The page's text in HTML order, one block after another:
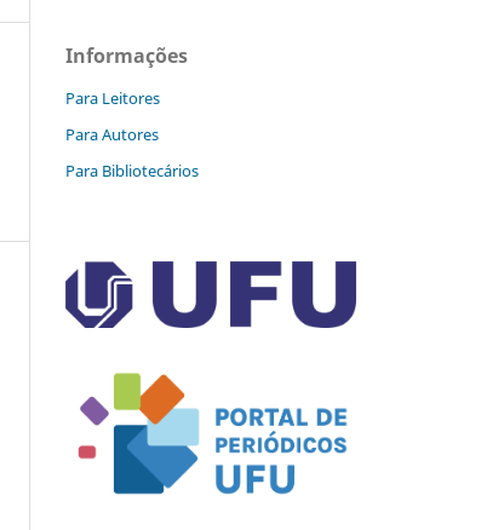
Informações
Para Leitores
Para Autores
Para Bibliotecários